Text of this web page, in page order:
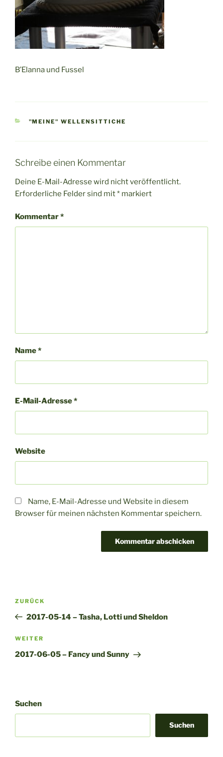
B’Elanna und Fussel
KATEGORIEN
"MEINE" WELLENSITTICHE
Schreibe einen Kommentar
Deine E-Mail-Adresse wird nicht veröffentlicht.
Erforderliche Felder sind mit* markiert
Kommentar*
Name*
E-Mail-Adresse*
Website
Name, E-Mail-Adresse und Website in diesem
Browser für meinen nächsten Kommentar speichern.
e
r
a
t
:
Beitragsnavigation
Vorheriger
Beitrag
ZURÜCK
2017-05-14 – Tasha, Lotti und Sheldon
Nächster
Beitrag
WEITER
2017-06-05 – Fancy und Sunny
Suchen
Suchen